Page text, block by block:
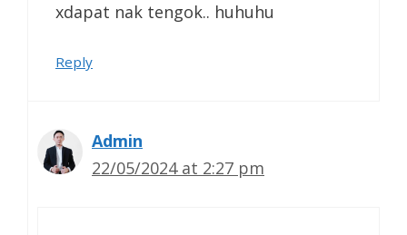
xdapat nak tengok.. huhuhu
Reply
Admin
22/05/2024 at 2:27 pm